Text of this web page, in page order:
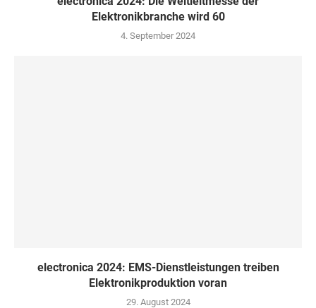
Elektronikbranche wird 60
4. September 2024
electronica 2024: EMS-Dienstleistungen treiben
Elektronikproduktion voran
29. August 2024